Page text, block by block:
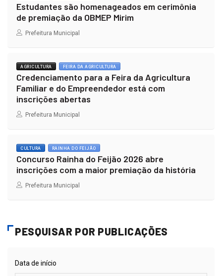
Estudantes são homenageados em cerimônia
de premiação da OBMEP Mirim
Prefeitura Municipal
AGRICULTURA FEIRA DA AGRICULTURA
Credenciamento para a Feira da Agricultura
Familiar e do Empreendedor está com
inscrições abertas
Prefeitura Municipal
CULTURA RAINHA DO FEIJÃO
Concurso Rainha do Feijão 2026 abre
inscrições com a maior premiação da história
Prefeitura Municipal
PESQUISAR POR PUBLICAÇÕES
Data de início